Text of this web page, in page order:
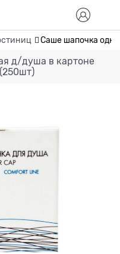
Саше шапочка
д/душа в картоне